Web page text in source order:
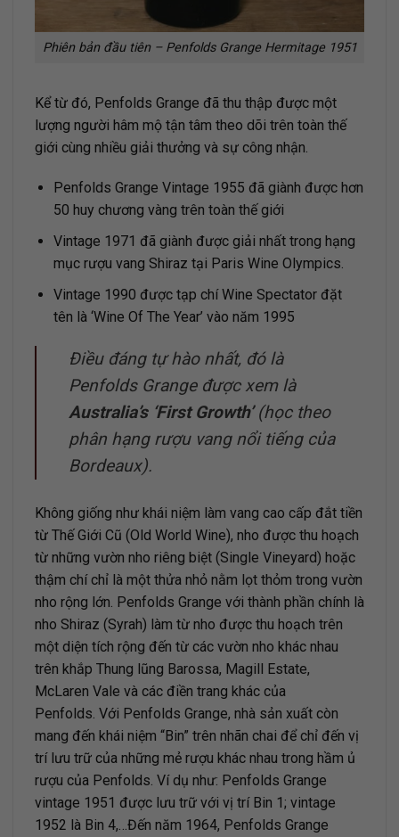
Phiên bản đầu tiên – Penfolds Grange Hermitage 1951
Kể từ đó, Penfolds Grange đã thu thập được một
lượng người hâm mộ tận tâm theo dõi trên toàn thế
giới cùng nhiều giải thưởng và sự công nhận.
Penfolds Grange Vintage 1955 đã giành được hơn
50 huy chương vàng trên toàn thế giới
Vintage 1971 đã giành được giải nhất trong hạng
mục rượu vang Shiraz tại Paris Wine Olympics.
Vintage 1990 được tạp chí Wine Spectator đặt
tên là ‘Wine Of The Year’ vào năm 1995
Điều đáng tự hào nhất, đó là
Penfolds Grange được xem là
Australia’s ‘First Growth’(học theo
phân hạng rượu vang nổi tiếng của
Bordeaux).
Không giống như khái niệm làm vang cao cấp đắt tiền
từ Thế Giới Cũ (Old World Wine), nho được thu hoạch
từ những vườn nho riêng biệt (Single Vineyard) hoặc
thậm chí chỉ là một thửa nhỏ nằm lọt thỏm trong vườn
nho rộng lớn. Penfolds Grange với thành phần chính là
nho Shiraz (Syrah) làm từ nho được thu hoạch trên
một diện tích rộng đến từ các vườn nho khác nhau
trên khắp Thung lũng Barossa, Magill Estate,
McLaren Vale và các điền trang khác của
Penfolds. Với Penfolds Grange, nhà sản xuất còn
mang đến khái niệm “Bin” trên nhãn chai để chỉ đến vị
trí lưu trữ của những mẻ rượu khác nhau trong hầm ủ
rượu của Penfolds. Ví dụ như: Penfolds Grange
vintage 1951 được lưu trữ với vị trí Bin 1; vintage
1952 là Bin 4,…Đến năm 1964, Penfolds Grange